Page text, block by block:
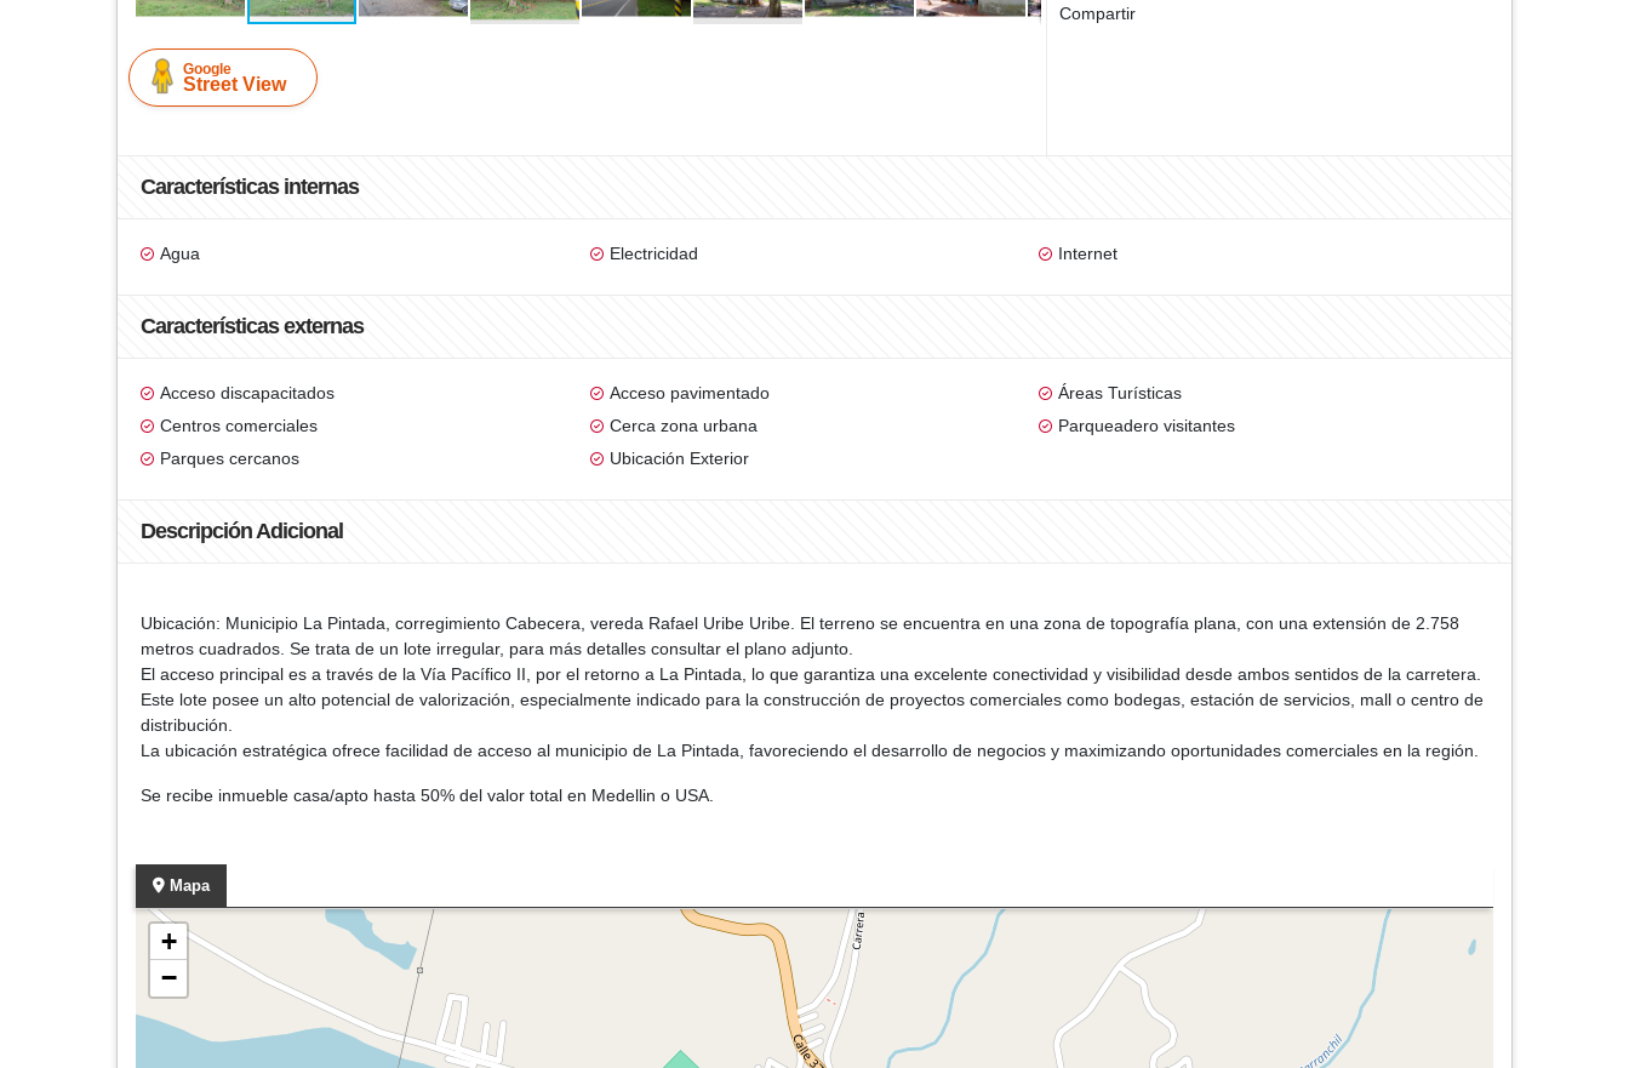
Google
Street View
Compartir
Características internas
Agua Electricidad Internet
Características externas
Acceso discapacitados Acceso pavimentado
Áreas Turísticas
Centros comerciales
Cerca zona urbana
Parqueadero visitantes
Parques cercanos
Ubicación Exterior
Descripción Adicional
Ubicación: Municipio La Pintada, corregimiento Cabecera, vereda Rafael Uribe Uribe. El terreno se encuentra en una zona de topografía plana, con una extensión de 2.758
metros cuadrados. Se trata de un lote irregular, para más detalles consultar el plano adjunto.
El acceso principal es a través de la Vía Pacífico II, por el retorno a La Pintada, lo que garantiza una excelente conectividad y visibilidad desde ambos sentidos de la carretera.
Este lote posee un alto potencial de valorización, especialmente indicado para la construcción de proyectos comerciales como bodegas, estación de servicios, mall o centro de
distribución.
La ubicación estratégica ofrece facilidad de acceso al municipio de La Pintada, favoreciendo el desarrollo de negocios y maximizando oportunidades comerciales en la región.
Se recibe inmueble casa/apto hasta 50% del valor total en Medellin o USA.
Mapa
+
−